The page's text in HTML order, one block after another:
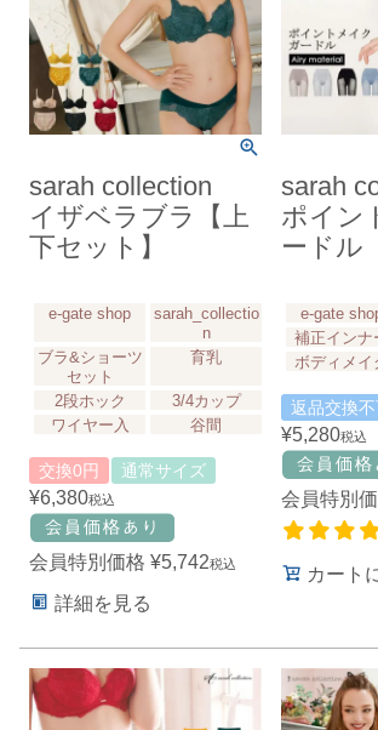
sarah collection
イザベラブラ【上
下セット】
e-gate shop
sarah_collectio
n
ブラ&ショーツ
セット
育乳
2段ホック
3/4カップ
ワイヤー入
谷間
交換0円 通常サイズ
¥6,380税込
会員特別価格 ¥5,742税込
詳細を見る
sarah
ポイン
ードル
e-gate
補正インナ
ボディメイ
返品交換
¥5,280税込
会員特別
カート